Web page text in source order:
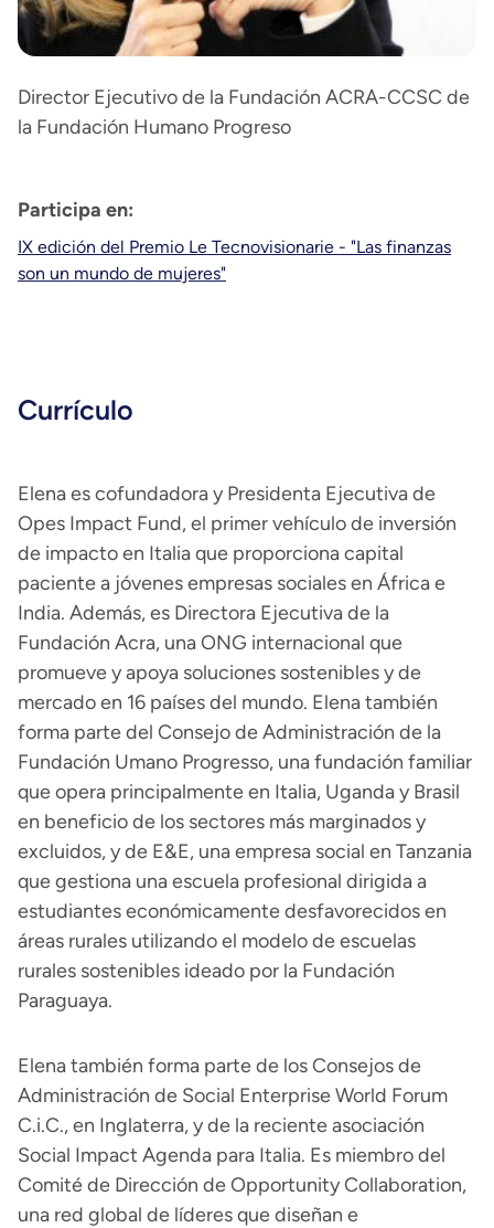
Director Ejecutivo de la Fundación ACRA-CCSC de
la Fundación Humano Progreso
Participa en:
IX edición del Premio Le Tecnovisionarie - "Las finanzas
son un mundo de mujeres"
Currículo
Elena es cofundadora y Presidenta Ejecutiva de
Opes Impact Fund, el primer vehículo de inversión
de impacto en Italia que proporciona capital
paciente a jóvenes empresas sociales en África e
India. Además, es Directora Ejecutiva de la
Fundación Acra, una ONG internacional que
promueve y apoya soluciones sostenibles y de
mercado en 16 países del mundo. Elena también
forma parte del Consejo de Administración de la
Fundación Umano Progresso, una fundación familiar
que opera principalmente en Italia, Uganda y Brasil
en beneficio de los sectores más marginados y
excluidos, y de E&E, una empresa social en Tanzania
que gestiona una escuela profesional dirigida a
estudiantes económicamente desfavorecidos en
áreas rurales utilizando el modelo de escuelas
rurales sostenibles ideado por la Fundación
Paraguaya.
Elena también forma parte de los Consejos de
Administración de Social Enterprise World Forum
C.i.C., en Inglaterra, y de la reciente asociación
Social Impact Agenda para Italia. Es miembro del
Comité de Dirección de Opportunity Collaboration,
una red global de líderes que diseñan e